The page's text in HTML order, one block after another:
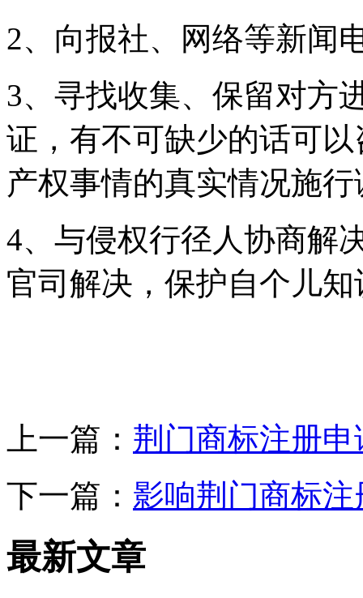
2、向报社、网络等新闻
3、寻找收集、保留对方
证，有不可缺少的话可
产权事情的真实情况施
4、与侵权行径人协商解
官司解决，保护自个儿
上一篇： 荆门商标注册
下一篇： 影响荆门商标
最新文章